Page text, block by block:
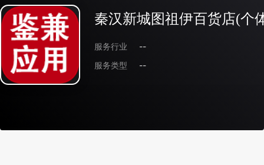
秦汉新城图祖伊百货店(个
服务行业
--
服务类型
--